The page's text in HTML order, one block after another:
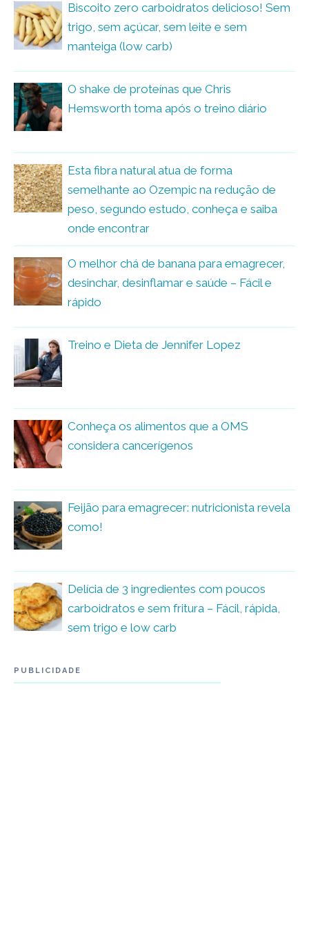
Biscoito zero carboidratos delicioso! Sem
trigo, sem açúcar, sem leite e sem
manteiga (low carb)
O shake de proteínas que Chris
Hemsworth toma após o treino diário
Esta fibra natural atua de forma
semelhante ao Ozempic na redução de
peso, segundo estudo, conheça e saiba
onde encontrar
O melhor chá de banana para emagrecer,
desinchar, desinflamar e saúde – Fácil e
rápido
Treino e Dieta de Jennifer Lopez
Conheça os alimentos que a OMS
considera cancerígenos
Feijão para emagrecer: nutricionista revela
como!
Delícia de 3 ingredientes com poucos
carboidratos e sem fritura – Fácil, rápida,
sem trigo e low carb
PUBLICIDADE